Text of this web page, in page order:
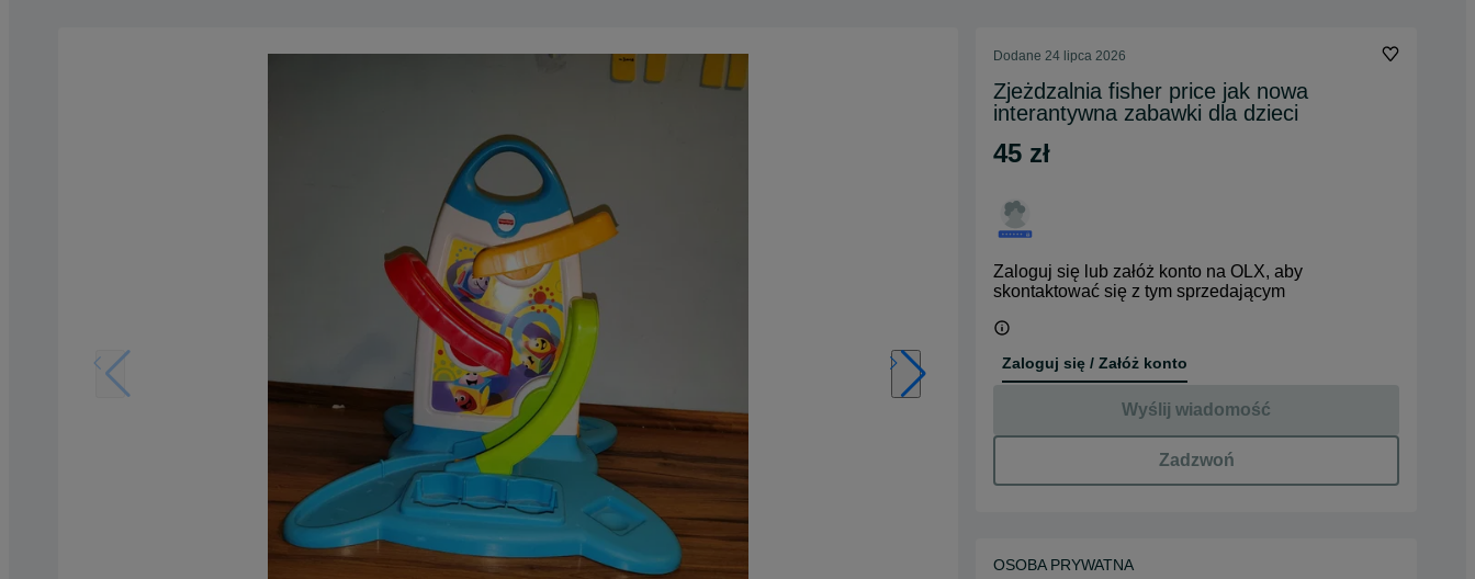
Dodane 24 lipca 2026
Zjeżdzalnia fisher price jak nowa
interantywna zabawki dla dzieci
45 zł
Zaloguj się lub załóż konto na OLX, aby
skontaktować się z tym sprzedającym
Zaloguj się / Załóż konto
Wyślij wiadomość
Zadzwoń
OSOBA PRYWATNA